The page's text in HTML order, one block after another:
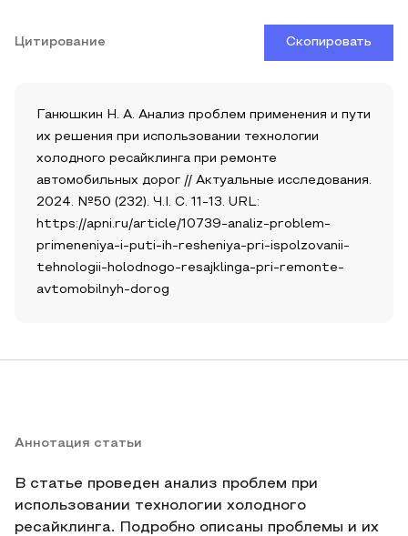
Цитирование Скопировать
Ганюшкин Н. А. Анализ проблем применения и пути
их решения при использовании технологии
холодного ресайклинга при ремонте
автомобильных дорог // Актуальные исследования.
2024. №50 (232). Ч.I. С. 11-13. URL:
https://apni.ru/article/10739-analiz-problem-
primeneniya-i-puti-ih-resheniya-pri-ispolzovanii-
tehnologii-holodnogo-resajklinga-pri-remonte-
avtomobilnyh-dorog
Аннотация статьи
В статье проведен анализ проблем при
использовании технологии холодного
ресайклинга. Подробно описаны проблемы и их